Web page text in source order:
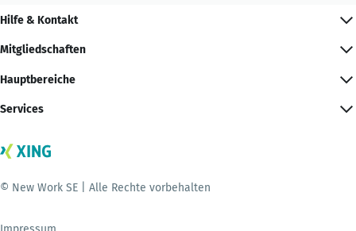
Hilfe & Kontakt
Mitgliedschaften
Hauptbereiche
Services
© New Work SE | Alle Rechte vorbehalten